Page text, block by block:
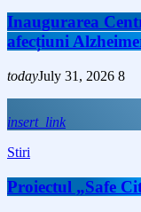
Inaugurarea
afecțiuni
todayJuly 31, 2026 8
insert_link
Stiri
Proiectul „Safe